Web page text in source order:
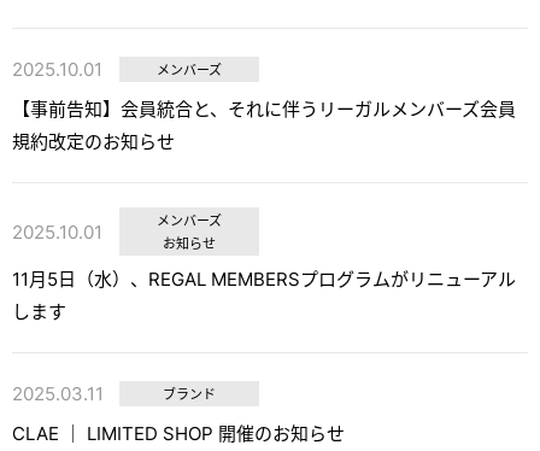
2025.10.01 メンバーズ
【事前告知】会員統合と、それに伴うリーガルメンバーズ会員
規約改定のお知らせ
2025.10.01
メンバーズ
お知らせ
11月5日（水）、REGAL MEMBERSプログラムがリニューアル
します
2025.03.11 ブランド
CLAE ｜ LIMITED SHOP 開催のお知らせ